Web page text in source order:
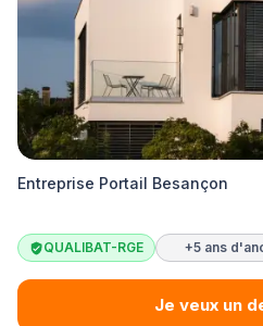
Entreprise Portail Besançon
QUALIBAT-RGE +5 ans
Je veux un